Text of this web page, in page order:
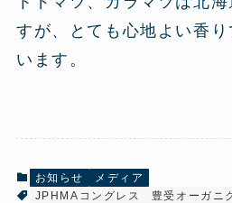
すが、とても心地よい香
います。
お知らせ
メディア
JPHMAコングレス
豊受オーガニ